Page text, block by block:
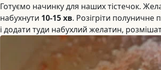
Готуємо начинку для наших тістечок.
набухнути 10-15 хв. Розігріти
і додати туди набухлий желатин,